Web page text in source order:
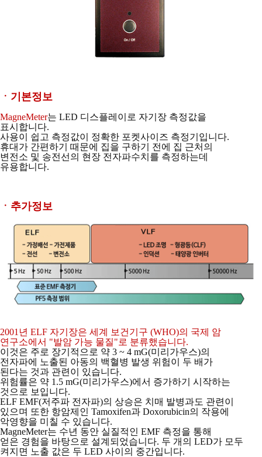
ㆍ기본정보
MagneMeter는 LED 디스플레이로 자기장 측정값을
표시합니다.
사용이 쉽고 측정값이 정확한 포켓사이즈 측정기입니다.
휴대가 간편하기 때문에 집을 구하기 전에 집 근처의
변전소 및 송전선의 현장 전자파수치를 측정하는데
유용합니다.
ㆍ추가정보
2001년 ELF 자기장은 세계 보건기구 (WHO)의 국제 암
연구소에서 "발암 가능 물질"로 분류했습니다.
이것은 주로 장기적으로 약 3 ~ 4 mG(미리가우스)의
전자파에 노출된 아동의 백혈병 발생 위험이 두 배가
된다는 것과 관련이 있습니다.
위험률은 약 1.5 mG(미리가우스)에서 증가하기 시작하는
것으로 보입니다.
ELF EMF(저주파 전자파)의 상승은 치매 발병과도 관련이
있으며 또한 항암제인 Tamoxifen과 Doxorubicin의 작용에
악영향을 미칠 수 있습니다.
MagneMeter는 수년 동안 실질적인 EMF 측정을 통해
얻은 경험을 바탕으로 설계되었습니다. 두 개의 LED가 모두
켜지면 노출 값은 두 LED 사이의 중간입니다.